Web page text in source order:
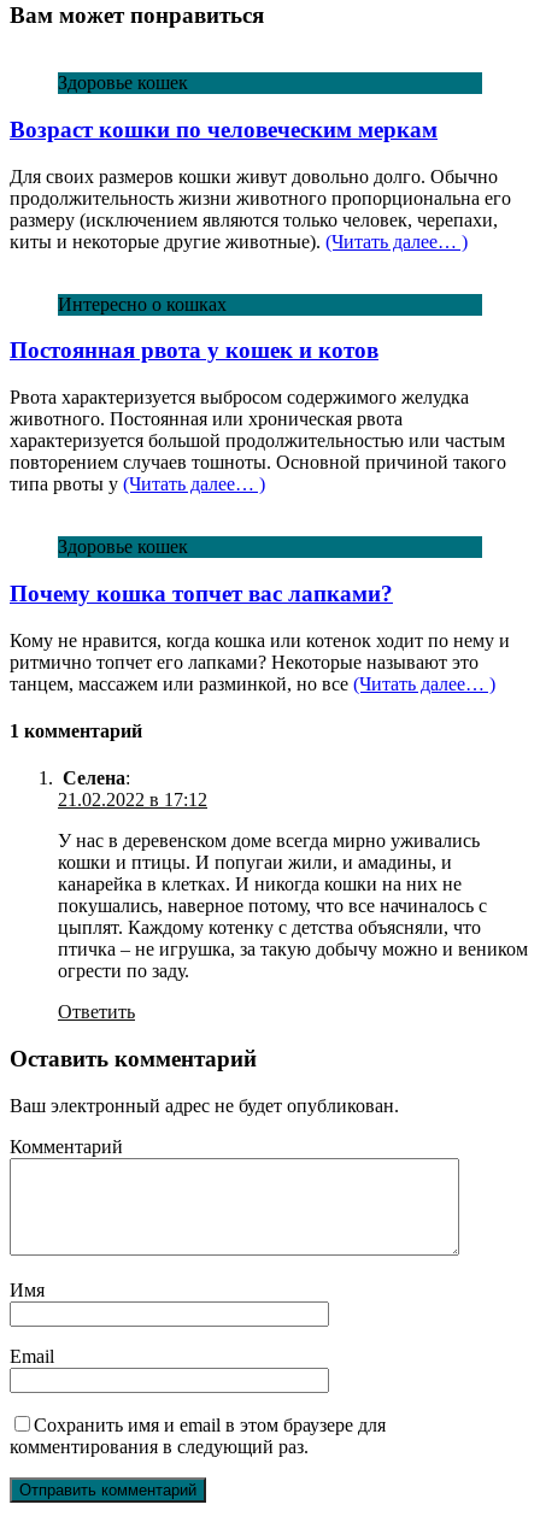
Вам может понравиться
Здоровье кошек
Возраст кошки по человеческим меркам
Для своих размеров кошки живут довольно долго. Обычно
продолжительность жизни животного пропорциональна его
размеру (исключением являются только человек, черепахи,
киты и некоторые другие животные). (Читать далее… )
Интересно о кошках
Постоянная рвота у кошек и котов
Рвота характеризуется выбросом содержимого желудка
животного. Постоянная или хроническая рвота
характеризуется большой продолжительностью или частым
повторением случаев тошноты. Основной причиной такого
типа рвоты у (Читать далее… )
Здоровье кошек
Почему кошка топчет вас лапками?
Кому не нравится, когда кошка или котенок ходит по нему и
ритмично топчет его лапками? Некоторые называют это
танцем, массажем или разминкой, но все (Читать далее… )
1 комментарий
Селена:
21.02.2022 в 17:12
У нас в деревенском доме всегда мирно уживались
кошки и птицы. И попугаи жили, и амадины, и
канарейка в клетках. И никогда кошки на них не
покушались, наверное потому, что все начиналось с
цыплят. Каждому котенку с детства объясняли, что
птичка – не игрушка, за такую добычу можно и веником
огрести по заду.
Ответить
Оставить комментарий
Ваш электронный адрес не будет опубликован.
Комментарий
Имя
Email
Сохранить имя и email в этом браузере для
комментирования в следующий раз.